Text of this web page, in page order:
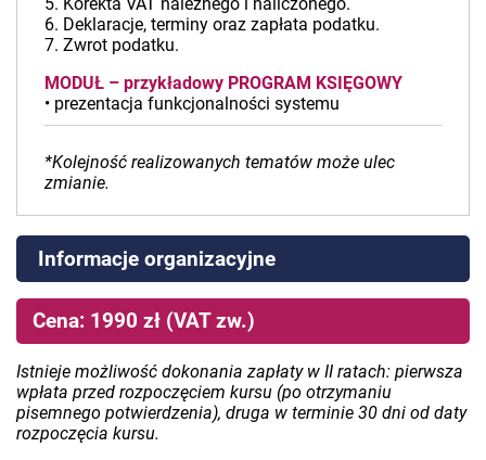
5. Korekta VAT należnego i naliczonego.
6. Deklaracje, terminy oraz zapłata podatku.
7. Zwrot podatku.
MODUŁ – przykładowy PROGRAM KSIĘGOWY
• prezentacja funkcjonalności systemu
*Kolejność realizowanych tematów może ulec
zmianie.
Informacje organizacyjne
Cena: 1990 zł (VAT zw.)
Istnieje możliwość dokonania zapłaty w II ratach: pierwsza
wpłata przed rozpoczęciem kursu (po otrzymaniu
pisemnego potwierdzenia), druga w terminie 30 dni od daty
rozpoczęcia kursu.